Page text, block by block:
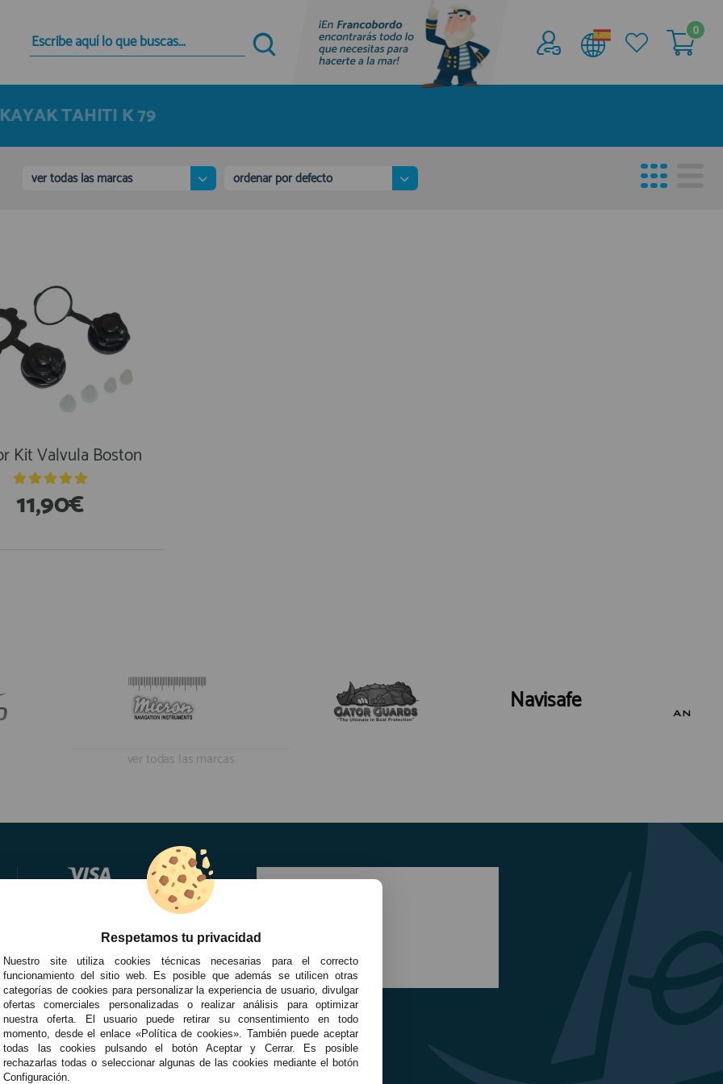
Quiero registrarme
Nuevo cliente
Al crear una cuenta en francobordo.com podrás
tienda virtual, revisar el estado de tus pedidos y
consultar tus operaciones anteriores.
Acceder al
Área profesionales
Únete ya a los mas de de 500 Profesionales de
la Náutica
0
KAYAK TAHITI K 79
ver todas las marcas ordenar por defecto
Kit Valvula Boston
11,90€
Navisafe
ver todas las marcas
Respetamos tu privacidad
Nuestro site utiliza cookies técnicas necesarias para el correcto
funcionamiento del sitio web. Es posible que además se utilicen otras
categorías de cookies para personalizar la experiencia de usuario, divulgar
ofertas comerciales personalizadas o realizar análisis para optimizar
nuestra oferta. El usuario puede retirar su consentimiento en todo
momento, desde el enlace «Política de cookies». También puede aceptar
todas las cookies pulsando el botón Aceptar y Cerrar. Es posible
rechazarlas todas o seleccionar algunas de las cookies mediante el botón
Configuración.